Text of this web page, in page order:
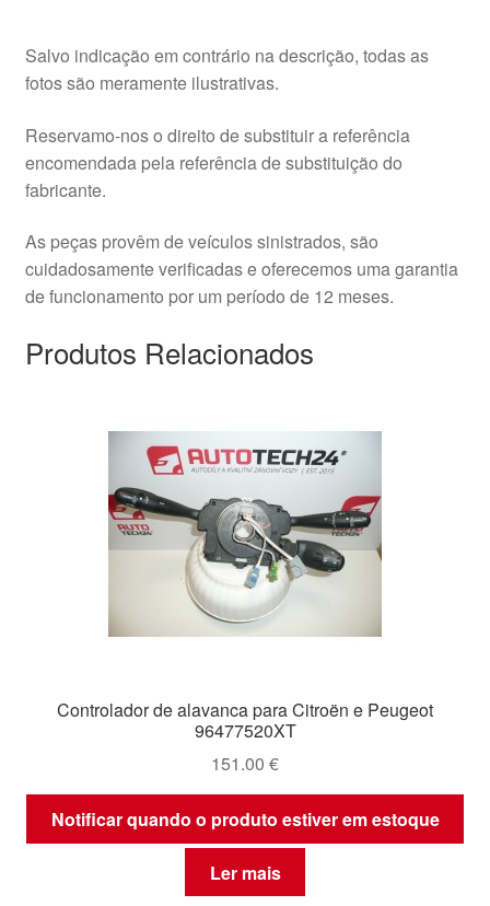
Salvo indicação em contrário na descrição, todas as
fotos são meramente ilustrativas.
Reservamo-nos o direito de substituir a referência
encomendada pela referência de substituição do
fabricante.
As peças provêm de veículos sinistrados, são
cuidadosamente verificadas e oferecemos uma garantia
de funcionamento por um período de 12 meses.
Produtos Relacionados
Controlador de alavanca para Citroën e Peugeot
96477520XT
151.00 €
Notificar quando o produto estiver em estoque
Ler mais